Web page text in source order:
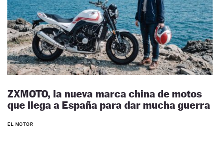
ZXMOTO, la nueva marca china de motos
que llega a España para dar mucha guerra
EL MOTOR